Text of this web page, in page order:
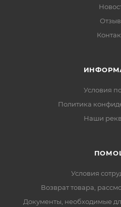
Условия
Политика
Наши
Условия
Возврат товара,
Документы, необходимые